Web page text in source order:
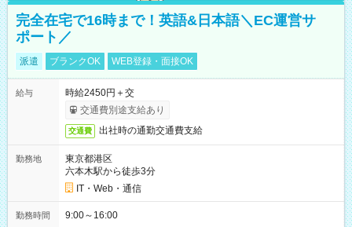
完全在宅で16時まで！英語&日本語＼EC運営サ
ポート／
派遣 ブランクOK WEB登録・面接OK
給与
時給2450円＋交
交通費別途支給あり
交通費 出社時の通勤交通費支給
勤務地
東京都港区
六本木駅から徒歩3分
IT・Web・通信
勤務時間 9:00～16:00